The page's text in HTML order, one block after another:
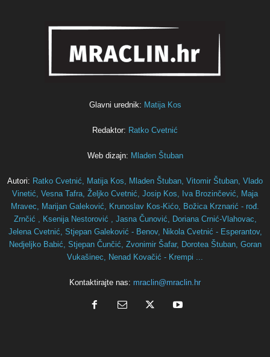
Glavni urednik: Matija Kos
Redaktor: Ratko Cvetnić
Web dizajn: Mladen Štuban
Autori: Ratko Cvetnić, Matija Kos, Mladen Štuban, Vitomir Štuban, Vlado
Vinetić, Vesna Tafra, Željko Cvetnić, Josip Kos, Iva Brozinčević, Maja
Mravec, Marijan Galeković, Krunoslav Kos-Kićo, Božica Krznarić - rođ.
Zrnčić , Ksenija Nestorović , Jasna Čunović, Doriana Crnić-Vlahovac,
Jelena Cvetnić, Stjepan Galeković - Benov, Nikola Cvetnić - Esperantov,
Nedjeljko Babić, Stjepan Čunčić, Zvonimir Šafar, Dorotea Štuban, Goran
Vukašinec, Nenad Kovačić - Krempi ...
Kontaktirajte nas: mraclin@mraclin.hr